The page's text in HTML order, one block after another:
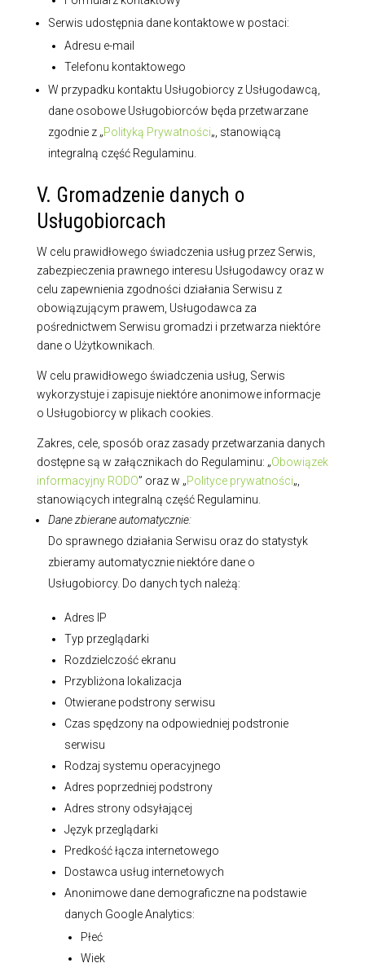
Serwis udostępnia dane kontaktowe w postaci:
Adresu e-mail
Telefonu kontaktowego
W przypadku kontaktu Usługobiorcy z Usługodawcą,
dane osobowe Usługobiorców będa przetwarzane
zgodnie z „Polityką Prywatności„, stanowiącą
integralną część Regulaminu.
V. Gromadzenie danych o
Usługobiorcach
W celu prawidłowego świadczenia usług przez Serwis,
zabezpieczenia prawnego interesu Usługodawcy oraz w
celu zapewnienia zgodności działania Serwisu z
obowiązującym prawem, Usługodawca za
pośrednictwem Serwisu gromadzi i przetwarza niektóre
dane o Użytkownikach.
W celu prawidłowego świadczenia usług, Serwis
wykorzystuje i zapisuje niektóre anonimowe informacje
o Usługobiorcy w plikach cookies.
Zakres, cele, sposób oraz zasady przetwarzania danych
dostępne są w załącznikach do Regulaminu: „Obowiązek
informacyjny RODO” oraz w „Polityce prywatności„,
stanowiących integralną część Regulaminu.
Dane zbierane automatycznie:
Do sprawnego działania Serwisu oraz do statystyk
zbieramy automatycznie niektóre dane o
Usługobiorcy. Do danych tych należą:
Adres IP
Typ przeglądarki
Rozdzielczość ekranu
Przybliżona lokalizacja
Otwierane podstrony serwisu
Czas spędzony na odpowiedniej podstronie
serwisu
Rodzaj systemu operacyjnego
Adres poprzedniej podstrony
Adres strony odsyłającej
Język przeglądarki
Predkość łącza internetowego
Dostawca usług internetowych
Anonimowe dane demograficzne na podstawie
danych Google Analytics:
Płeć
Wiek